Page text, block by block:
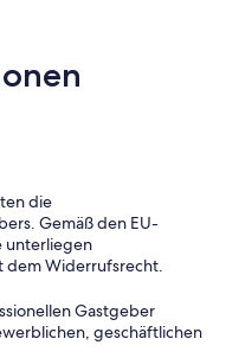
die
Gemäß den EU-
unterliegen
dem Widerrufsrecht.
Gastgeber
geschäftlichen